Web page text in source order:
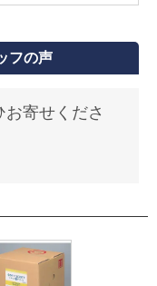
フの声
寄せくださ